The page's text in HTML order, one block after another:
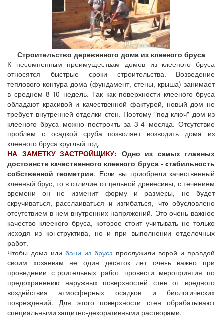
Строительство деревянного дома из клееного бруса
К несомненным преимуществам домов из клееного бруса
относятся быстрые сроки строительства. Возведение
теплового контура дома (фундамент, стены, крыша) занимает
в среднем 8-10 недель. Так как поверхности клееного бруса
обладают красивой и качественной фактурой, новый дом не
требует внутренней отделки стен. Поэтому "под ключ" дом из
клееного бруса можно построить за 3-4 месяца. Отсутствие
проблем с осадкой сруба позволяет возводить дома из
клееного бруса круглый год.
НА ЗАМЕТКУ ЗАСТРОЙЩИКУ: Одно из самых главных
достоинств качественного клееного бруса - стабильность
собственной геометрии. Если вы приобрели качественный
клееный брус, то в отличие от цельной древесины, с течением
времени он не изменит форму и размеры, не будет
скручиваться, расслаиваться и изгибаться, что обусловлено
отсутствием в нем внутренних напряжений. Это очень важное
качество клееного бруса, которое стоит учитывать не только
исходя из конструктива, но и при выполнении отделочных
работ.
Чтобы дома или бани из бруса прослужили верой и правдой
своим хозяевам не один десяток лет очень важно при
проведении строительных работ провести мероприятия по
предохранению наружных поверхностей стен от вредного
воздействия атмосферных осадков и биологических
повреждений. Для этого поверхности стен обрабатывают
специальными защитно-декоративными растворами.